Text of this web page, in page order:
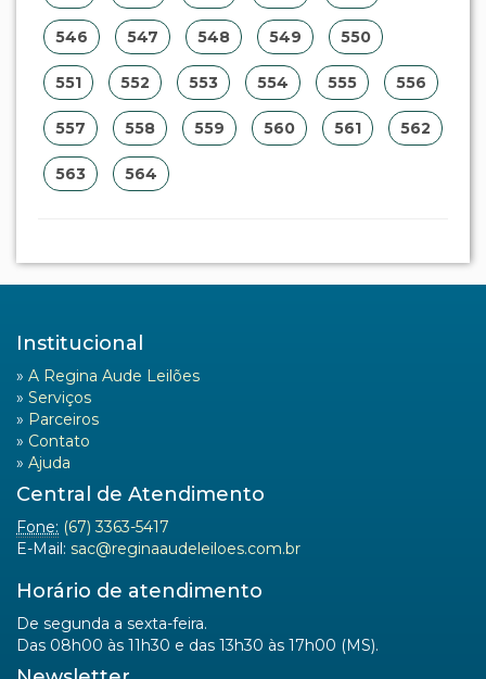
Contato
Ajuda
Central de Atendimento
Fone: (67) 3363-5417
E-Mail:sac@reginaaudeleiloes.com.br
Horário de atendimento
De segunda a sexta-feira.
Regina Aude Leilões
Rua Melanias Barbosa, 474
Bairro Taquarussu
CEP 79006-190
Campo Grande (MS)